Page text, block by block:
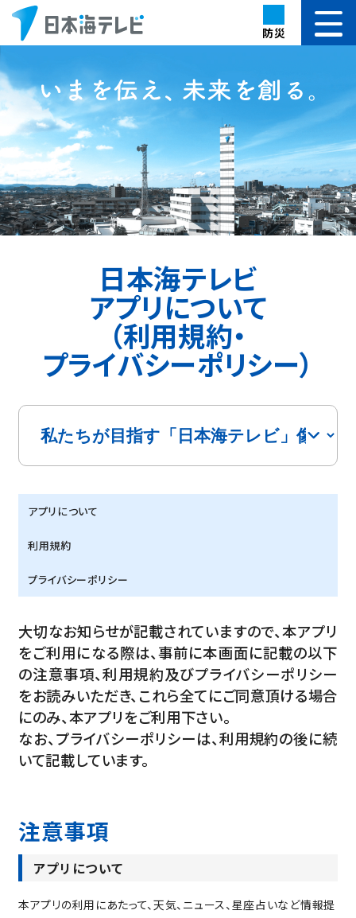
防災
日本海テレビ
アプリについて
（利用規約・
プライバシーポリシー）
アプリについて
利用規約
プライバシーポリシー
大切なお知らせが記載されていますので、本アプリ
をご利用になる際は、事前に本画面に記載の以下
の注意事項、利用規約及びプライバシーポリシー
をお読みいただき、これら全てにご同意頂ける場合
にのみ、本アプリをご利用下さい。
なお、プライバシーポリシーは、利用規約の後に続
いて記載しています。
注意事項
アプリについて
本アプリの利用にあたって、天気、ニュース、星座占いなど情報提